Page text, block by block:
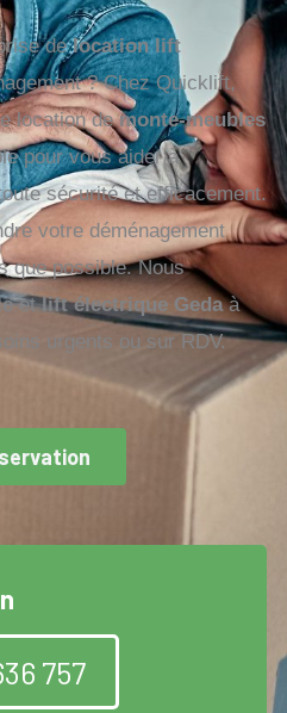
delocation lift
? Chez Quicklift,
location demonte-meubles
pour vous aider à
sécurité et efficacement.
votre déménagement
que possible. Nous
etlift électrique Gedaà
urgents ou sur RDV.
757